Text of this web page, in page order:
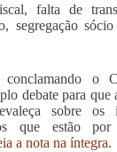
falta de
segregação sócio
o
debate para que
sobre os
que estão
a nota na íntegra.